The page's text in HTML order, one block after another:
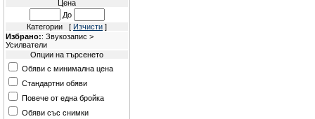
Цена
До
Категории [ Изчисти ]
Избрано:: Звукозапис >
Усилватели
Опции на търсенето
Обяви с минимална цена
Стандартни обяви
Повече от една бройка
Обяви със снимки